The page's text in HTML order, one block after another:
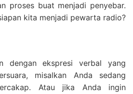
proses buat menjadi penyebar.
kita menjadi pewarta radio?
dengan ekspresi verbal yang
misalkan Anda sedang
Atau jika Anda ingin